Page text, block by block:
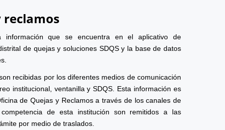
que se encuentra en el aplicativo de
de quejas y soluciones SDQS y la base de datos
recibidas por los diferentes medios de comunicación
institucional, ventanilla y SDQS. Esta información es
de Quejas y Reclamos a través de los canales de
de esta institución son remitidos a las
por medio de traslados.